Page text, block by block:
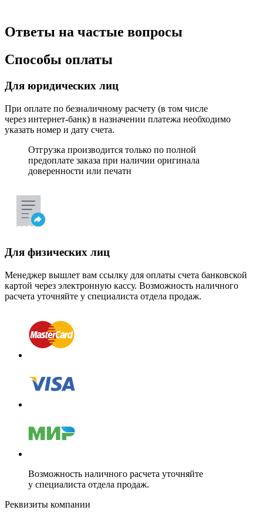
Ответы на частые вопросы
Способы оплаты
Для юридических лиц
При оплате по безналичному расчету (в том числе
через интернет-банк) в назначении платежа необходимо
указать номер и дату счета.
Отгрузка производится только по полной
предоплате заказа при наличии оригинала
доверенности или печати
Для физических лиц
Менеджер вышлет вам ссылку для оплаты счета банковской
картой через электронную кассу. Возможность наличного
расчета уточняйте у специалиста отдела продаж.
Возможность наличного расчета уточняйте
у специалиста отдела продаж.
Реквизиты компании